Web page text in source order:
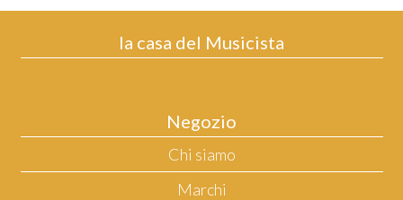
la casa del Musicista
Negozio
Chi siamo
Marchi